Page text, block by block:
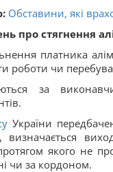
Обставини, які
про стягнення
платника
роботи чи
за
України
визначається
якого не
чи за кордоном.